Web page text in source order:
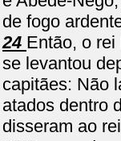
de fogo
24 Então, o
se levantou
capitães: Não
atados dentro
disseram ao